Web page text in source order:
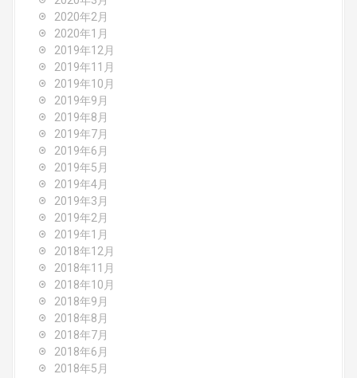
2020年2月
2020年1月
2019年12月
2019年11月
2019年10月
2019年9月
2019年8月
2019年7月
2019年6月
2019年5月
2019年4月
2019年3月
2019年2月
2019年1月
2018年12月
2018年11月
2018年10月
2018年9月
2018年8月
2018年7月
2018年6月
2018年5月